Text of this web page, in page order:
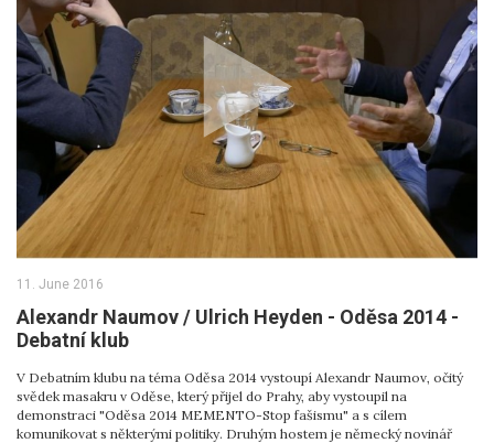
11. June 2016
Alexandr Naumov / Ulrich Heyden - Oděsa 2014 -
Debatní klub
V Debatním klubu na téma Oděsa 2014 vystoupí Alexandr Naumov, očitý
svědek masakru v Oděse, který přijel do Prahy, aby vystoupil na
demonstraci "Oděsa 2014 MEMENTO-Stop fašismu" a s cílem
komunikovat s některými politiky. Druhým hostem je německý novinář